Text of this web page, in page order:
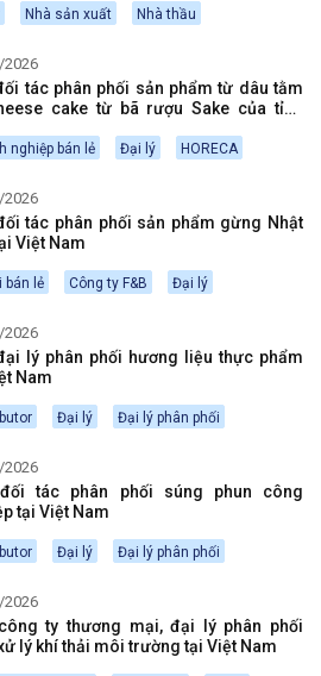
Nhà sản xuất Nhà thầu
2026
tác phân phối sản phẩm từ dâu tằm
cake từ bã rượu Sake của tỉnh
nghiệp bán lẻ Đại lý HORECA
2026
tác phân phối sản phẩm gừng Nhật
Việt Nam
bán lẻ Công ty F&B Đại lý
2026
lý phân phối hương liệu thực phẩm
Nam
Đại lý Đại lý phân phối
2026
tác phân phối súng phun công
tại Việt Nam
Đại lý Đại lý phân phối
2026
ty thương mại, đại lý phân phối
lý khí thải môi trường tại Việt Nam